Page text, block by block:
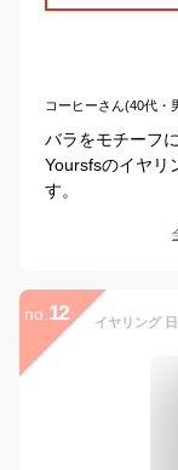
コーヒーさん(40代・
バラをモチーフ
Yoursfsのイヤリ
す。
no. 12